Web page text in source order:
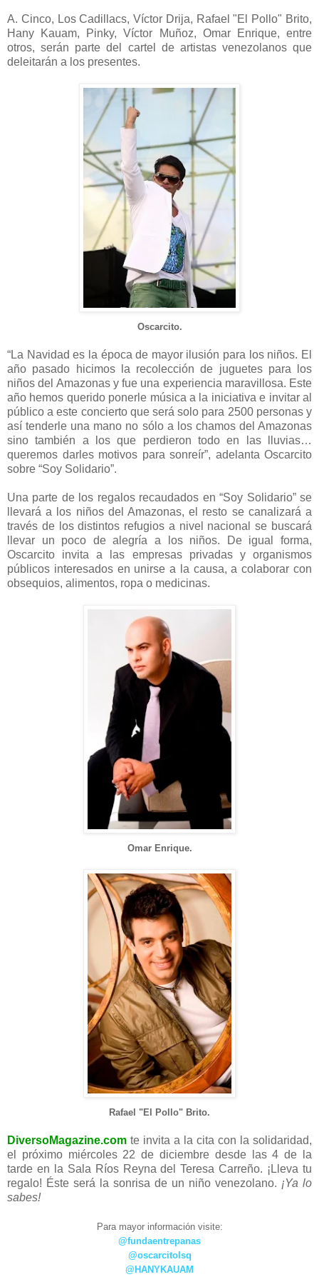
A. Cinco, Los Cadillacs, Víctor Drija, Rafael "El Pollo" Brito,
Hany Kauam, Pinky, Víctor Muñoz, Omar Enrique, entre
otros, serán parte del cartel de artistas venezolanos que
deleitarán a los presentes.
Oscarcito.
“La Navidad es la época de mayor ilusión para los niños. El
año pasado hicimos la recolección de juguetes para los
niños del Amazonas y fue una experiencia maravillosa. Este
año hemos querido ponerle música a la iniciativa e invitar al
público a este concierto que será solo para 2500 personas y
así tenderle una mano no sólo a los chamos del Amazonas
sino también a los que perdieron todo en las lluvias…
queremos darles motivos para sonreír”, adelanta Oscarcito
sobre “Soy Solidario”.
Una parte de los regalos recaudados en “Soy Solidario” se
llevará a los niños del Amazonas, el resto se canalizará a
través de los distintos refugios a nivel nacional se buscará
llevar un poco de alegría a los niños. De igual forma,
Oscarcito invita a las empresas privadas y organismos
públicos interesados en unirse a la causa, a colaborar con
obsequios, alimentos, ropa o medicinas.
Omar Enrique.
Rafael "El Pollo" Brito.
DiversoMagazine.com te invita a la cita con la solidaridad,
el próximo miércoles 22 de diciembre desde las 4 de la
tarde en la Sala Ríos Reyna del Teresa Carreño. ¡Lleva tu
regalo! Éste será la sonrisa de un niño venezolano. ¡Ya lo
sabes!
Para mayor información visite:
@fundaentrepanas
@oscarcitolsq
@HANYKAUAM